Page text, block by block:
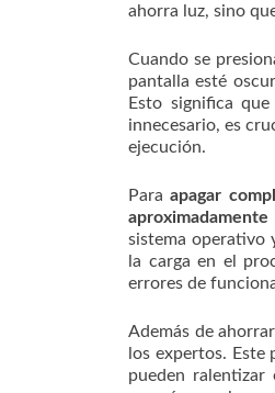
ahorra luz, sino
Cuando se
pantalla esté
Esto significa
innecesario, es
ejecución.
Paraapagar
sistema operativo
la carga en el
errores de
Además de
los expertos. Este
pueden